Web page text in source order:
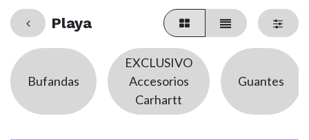
Playa
Bufandas
EXCLUSIVO
Accesorios
Carhartt
Guantes